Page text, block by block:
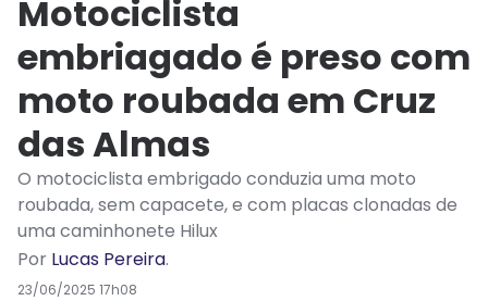
Motociclista
embriagado é preso com
moto roubada em Cruz
das Almas
O motociclista embrigado conduzia uma moto
roubada, sem capacete, e com placas clonadas de
uma caminhonete Hilux
Por Lucas Pereira.
23/06/2025 17h08